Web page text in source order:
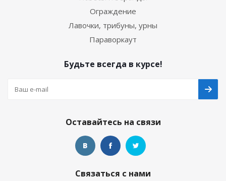
Ограждение
Лавочки, трибуны, урны
Параворкаут
Будьте всегда в курсе!
Оставайтесь на связи
Связаться с нами